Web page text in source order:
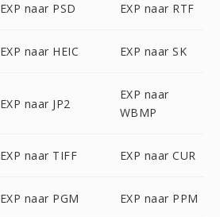
EXP naar PSD EXP naar RTF
EXP naar HEIC EXP naar SK
EXP naar JP2
EXP naar
WBMP
EXP naar TIFF EXP naar CUR
EXP naar PGM EXP naar PPM